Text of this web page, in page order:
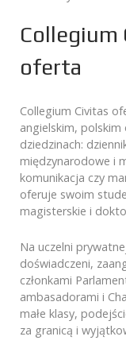
Collegium
oferta
Collegium Civitas
angielskim,
dziedzinach:
międzynarodowe i
komunikacja czy
oferuje swoim
magisterskie i
Na uczelni
doświadczeni,
członkami
ambasadorami i
małe klasy,
za granicą i